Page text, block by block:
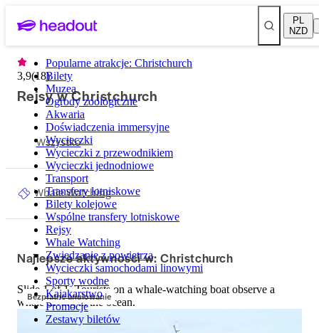
PL
NZD
Popularne atrakcje: Christchurch
Bilety
Muzea
Ogrody zoologiczne
Akwaria
Doświadczenia immersyjne
Wycieczki
Wycieczki z przewodnikiem
Wycieczki jednodniowe
Transport
Transfery lotniskowe
Bilety kolejowe
Wspólne transfery lotniskowe
Rejsy
Whale Watching
Zwiedzanie z powietrza
Wycieczki samochodami linowymi
Sporty wodne
Kajakarstwo
Promocje
Zestawy biletów
3,9(18)
Rejsy w Christchurch
Wszystko
Whale Watching
Najlepsze aktywności w: Christchurch
Bezpłatne anulowanie
Slide 1 of 1, Tourists on a whale-watching boat observe a
whale diving in the ocean.